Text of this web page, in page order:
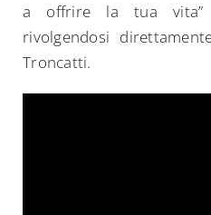
a offrire la tua vita”
rivolgendosi
Troncatti.